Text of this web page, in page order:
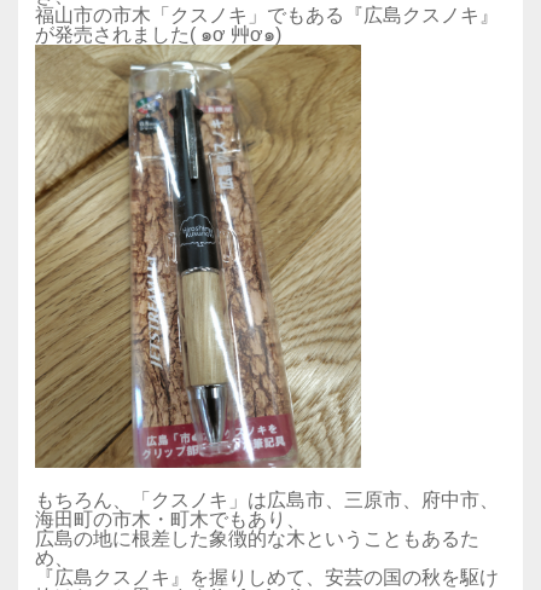
福山市の市木「クスノキ」でもある『広島クスノキ』
が発売されました( ๑ơ 艸ơ๑)
もちろん、「クスノキ」は広島市、三原市、府中市、
海田町の市木・町木でもあり、
広島の地に根差した象徴的な木ということもあるた
め、
『広島クスノキ』を握りしめて、安芸の国の秋を駆け